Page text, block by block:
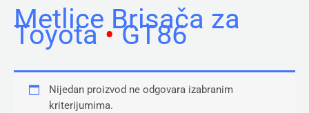
Metlice Brisača za
Toyota•GT86
Nijedan proizvod ne odgovara izabranim
kriterijumima.